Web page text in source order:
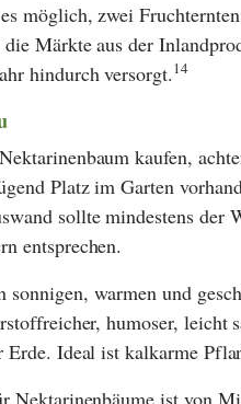
möglich, zwei
Märkte aus der
hindurch versorgt.14
kaufen,
Platz im Garten
sollte mindestens der
entsprechen.
sonnigen, warmen und
humoser, leicht
Erde. Ideal ist kalkarme
Nektarinenbäume ist von